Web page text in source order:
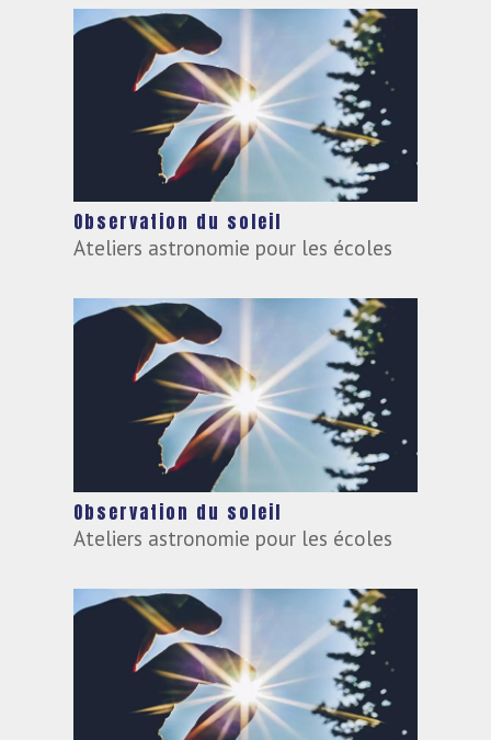
Observation du soleil
Ateliers astronomie pour les écoles
Observation du soleil
Ateliers astronomie pour les écoles